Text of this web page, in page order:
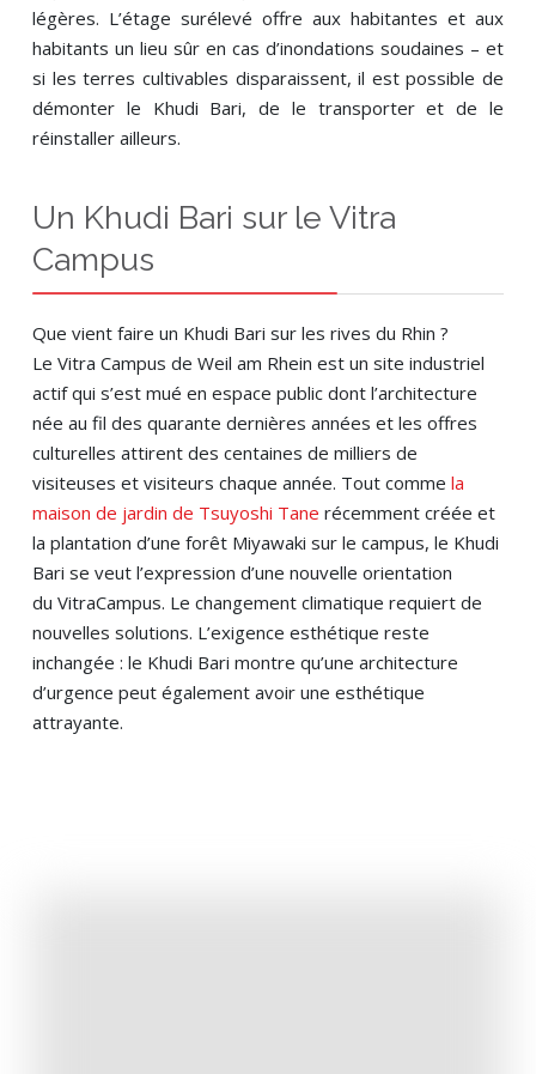
légères. L’étage surélevé offre aux habitantes et aux
habitants un lieu sûr en cas d’inondations soudaines – et
si les terres cultivables disparaissent, il est possible de
démonter le Khudi Bari, de le transporter et de le
réinstaller ailleurs.
Un Khudi Bari sur le Vitra
Campus
Que vient faire un Khudi Bari sur les rives du Rhin ?
Le Vitra Campus de Weil am Rhein est un site industriel
actif qui s’est mué en espace public dont l’architecture
née au fil des quarante dernières années et les offres
culturelles attirent des centaines de milliers de
visiteuses et visiteurs chaque année. Tout comme la
maison de jardin de Tsuyoshi Tane récemment créée et
la plantation d’une forêt Miyawaki sur le campus, le Khudi
Bari se veut l’expression d’une nouvelle orientation
du VitraCampus. Le changement climatique requiert de
nouvelles solutions. L’exigence esthétique reste
inchangée : le Khudi Bari montre qu’une architecture
d’urgence peut également avoir une esthétique
attrayante.